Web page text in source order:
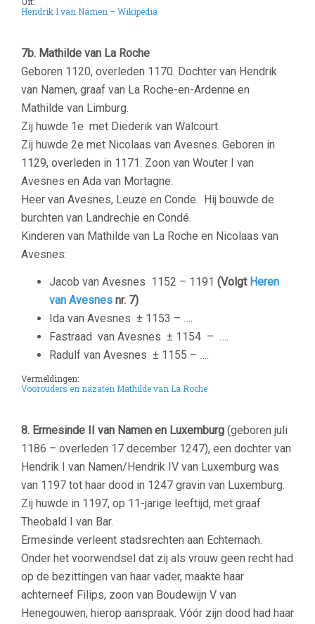
Hendrik I van Namen – Wikipedia
7b. Mathilde van La Roche
Geboren 1120, overleden 1170. Dochter van Hendrik
van Namen, graaf van La Roche-en-Ardenne en
Mathilde van Limburg.
Zij huwde 1e met Diederik van Walcourt.
Zij huwde 2e met Nicolaas van Avesnes. Geboren in
1129, overleden in 1171. Zoon van Wouter I van
Avesnes en Ada van Mortagne.
Heer van Avesnes, Leuze en Conde. Hij bouwde de
burchten van Landrechie en Condé.
Kinderen van Mathilde van La Roche en Nicolaas van
Avesnes:
Jacob van Avesnes 1152 – 1191 (Volgt Heren
van Avesnes nr. 7)
Ida van Avesnes ± 1153 – ….
Fastraad van Avesnes ± 1154 – ….
Radulf van Avesnes ± 1155 – ….
Vermeldingen:
Voorouders en nazaten Mathilde van La Roche
8. Ermesinde II van Namen en Luxemburg (geboren juli
1186 – overleden 17 december 1247), een dochter van
Hendrik I van Namen/Hendrik IV van Luxemburg was
van 1197 tot haar dood in 1247 gravin van Luxemburg.
Zij huwde in 1197, op 11-jarige leeftijd, met graaf
Theobald I van Bar.
Ermesinde verleent stadsrechten aan Echternach.
Onder het voorwendsel dat zij als vrouw geen recht had
op de bezittingen van haar vader, maakte haar
achterneef Filips, zoon van Boudewijn V van
Henegouwen, hierop aanspraak. Vóór zijn dood had haar